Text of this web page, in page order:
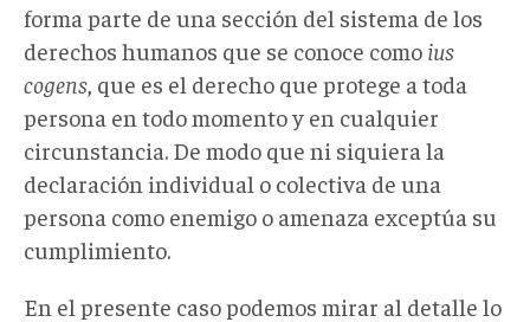
forma parte de una sección del sistema de los
derechos humanos que se conoce como ius
cogens , que es el derecho que protege a toda
persona en todo momento y en cualquier
circunstancia. De modo que ni siquiera la
declaración individual o colectiva de una
persona como enemigo o amenaza exceptúa su
cumplimiento.
En el presente caso podemos mirar al detalle lo